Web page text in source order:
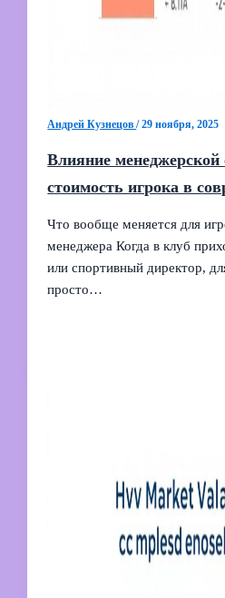
Андрей Кузнецов/29 ноября, 2025
Влияние
стоимость игрока в
Что вообще меняется для
менеджера Когда в клуб
или спортивный директор,
просто…